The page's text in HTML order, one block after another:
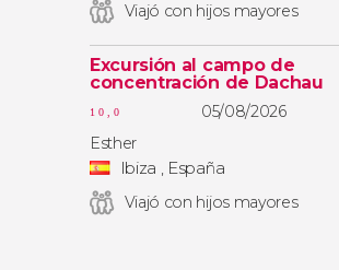
Viajó con hijos mayores
Excursión al campo de
concentración de Dachau
10,0
05/08/2026
Esther
Ibiza , España
Viajó con hijos mayores